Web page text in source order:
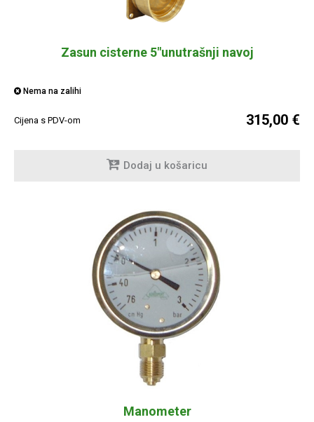
Zasun cisterne 5"unutrašnji navoj
Nema na zalihi
Cijena s PDV-om 315,00 €
Dodaj u košaricu
Manometer